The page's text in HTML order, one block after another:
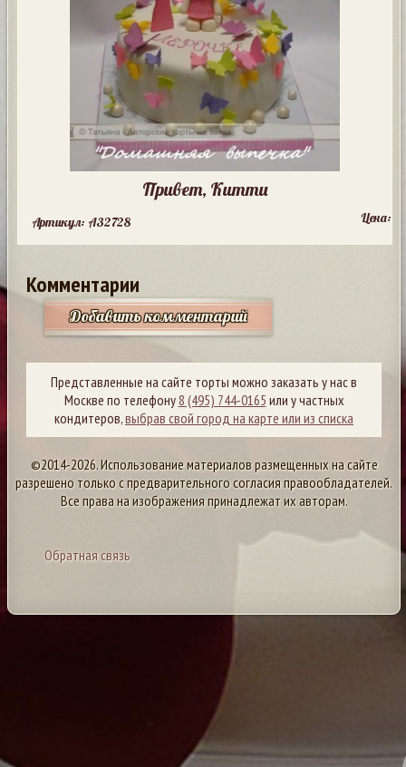
Привет, Китти
Артикул: A32728 Цена:
Комментарии
Добавить комментарий
Представленные на сайте торты можно заказать у нас в
Москве по телефону8 (495) 744-0165 или у частных
кондитеров,выбрав свой город на карте или из списка
©2014-2026. Использование материалов размещенных на сайте
разрешено только с предварительного согласия правообладателей.
Все права на изображения принадлежат их авторам.
Обратная связь